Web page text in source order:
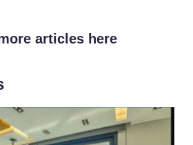
articles here